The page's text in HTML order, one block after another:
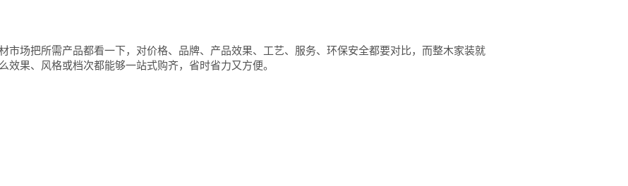
市场把所需产品都看一下，对价格、品牌、产品效果、工艺、服务、环保安全都要对比，而整木家装就
效果、风格或档次都能够一站式购齐，省时省力又方便。